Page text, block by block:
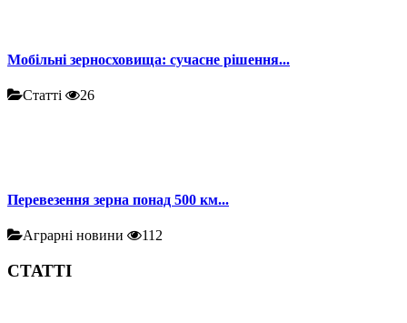
Мобільні зерносховища: сучасне рішення...
Статті 26
Перевезення зерна понад 500 км...
Аграрні новини 112
СТАТТІ